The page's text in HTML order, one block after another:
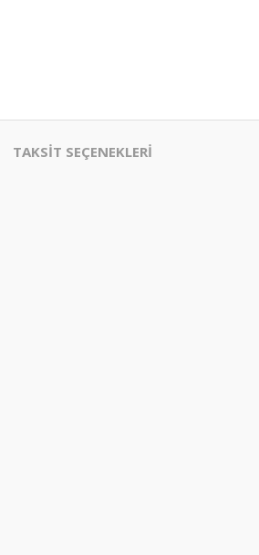
TAKSİT SEÇENEKLERİ